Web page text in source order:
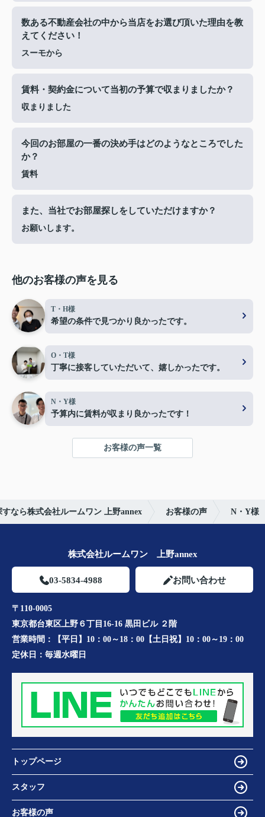
数ある不動産会社の中から当店をお選び頂いた理由を教
えてください！
スーモから
賃料・契約金について当初の予算で収まりましたか？
収まりました
今回のお部屋の一番の決め手はどのようなところでした
か？
賃料
また、当社でお部屋探しをしていただけますか？
お願いします。
他のお客様の声を見る
T・H様
希望の条件で見つかり良かったです。
O・T様
丁寧に接客していただいて、嬉しかったです。
N・Y様
予算内に賃料が収まり良かったです！
お客様の声一覧
なら株式会社ルームワン 上野annex お客様の声 N・Y様
株式会社ルームワン 上野annex
03-5834-4988 お問い合わせ
〒110-0005
東京都台東区上野６丁目16-16 黒田ビル ２階
営業時間：
【平日】10：00～18：00【土日祝】10：00～19：00
定休日： 毎週水曜日
トップページ
スタッフ
お客様の声